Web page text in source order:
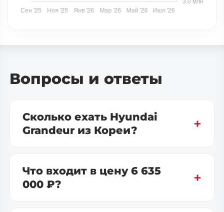
Вопросы и ответы
Сколько ехать Hyundai
Grandeur из Кореи?
Что входит в цену 6 635
000 ₽?